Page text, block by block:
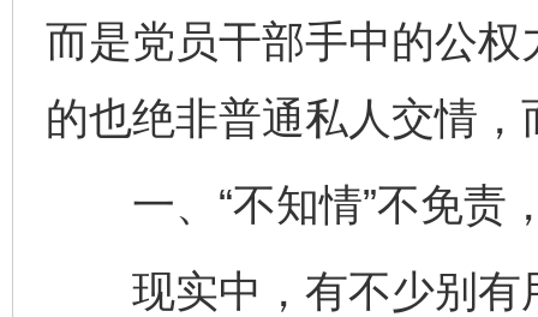
而是党员干部手中的公
的也绝非普通私人交情
一、“不知情”不免责
现实中，有不少别有